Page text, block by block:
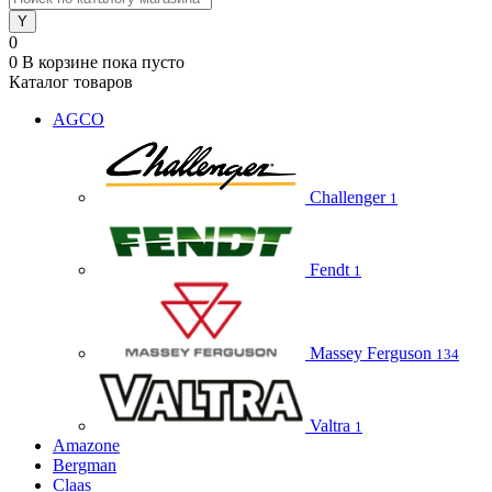
0
0 В корзине пока пусто
Каталог товаров
AGCO
Challenger 1
Fendt 1
Massey Ferguson 134
Valtra 1
Amazone
Bergman
Claas